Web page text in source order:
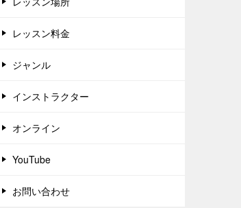
レッスン料金
ジャンル
インストラクター
オンライン
YouTube
お問い合わせ